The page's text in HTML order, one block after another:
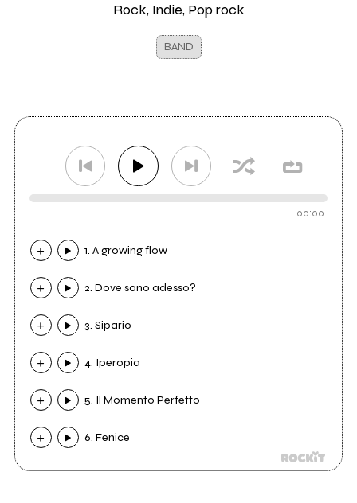
Rock, Indie, Pop rock
BAND
00:00
1. A growing flow
2. Dove sono adesso?
3. Sipario
4. Iperopia
5. Il Momento Perfetto
6. Fenice